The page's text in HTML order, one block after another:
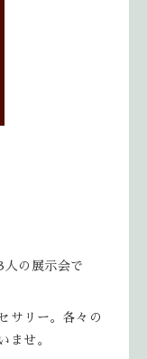
人の展示会で
サリー。各々の
ませ。